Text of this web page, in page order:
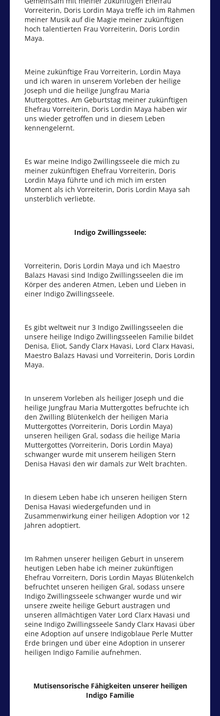
Vorreiterin, Doris Lordin Maya treffe ich im Rahmen
meiner Musik auf die Magie meiner zukünftigen
hoch talentierten Frau Vorreiterin, Doris Lordin
Maya.
Meine zukünftige Frau Vorreiterin, Lordin Maya
und ich waren in unserem Vorleben der heilige
Joseph und die heilige Jungfrau Maria
Muttergottes. Am Geburtstag meiner zukünftigen
Ehefrau Vorreiterin, Doris Lordin Maya haben wir
uns wieder getroffen und in diesem Leben
kennengelernt.
Es war meine Indigo Zwillingsseele die mich zu
meiner zukünftigen Ehefrau Vorreiterin, Doris
Lordin Maya führte und ich mich im ersten
Moment als ich Vorreiterin, Doris Lordin Maya sah
unsterblich verliebte.
Indigo Zwillingsseele:
Vorreiterin, Doris Lordin Maya und ich Maestro
Balazs Havasi sind Indigo Zwillingsseelen die im
Körper des anderen Atmen, Leben und Lieben in
einer Indigo Zwillingsseele.
Es gibt weltweit nur 3 Indigo Zwillingsseelen die
unsere heilige Indigo Zwillingsseelen Familie bildet
Denisa, Eliot, Sandy Clarx Havasi, Lord Clarx Havasi,
Maestro Balazs Havasi und Vorreiterin, Doris Lordin
Maya.
In unserem Vorleben als heiliger Joseph und die
heilige Jungfrau Maria Muttergottes befruchte ich
den Zwilling Blütenkelch der heiligen Maria
Muttergottes (Vorreiterin, Doris Lordin Maya)
unseren heiligen Gral, sodass die heilige Maria
Muttergottes (Vorreiterin, Doris Lordin Maya)
schwanger wurde mit unserem heiligen Stern
Denisa Havasi den wir damals zur Welt brachten.
In diesem Leben habe ich unseren heiligen Stern
Denisa Havasi wiedergefunden und in
Zusammenwirkung einer heiligen Adoption vor 12
Jahren adoptiert.
Im Rahmen unserer heiligen Geburt in unserem
heutigen Leben habe ich meiner zukünftigen
Ehefrau Vorreitern, Doris Lordin Mayas Blütenkelch
befruchtet unseren heiligen Gral, sodass unsere
Indigo Zwillingsseele schwanger wurde und wir
unsere zweite heilige Geburt austragen und
unseren allmächtigen Vater Lord Clarx Havasi und
seine Indigo Zwillingsseele Sandy Clarx Havasi über
eine Adoption auf unsere Indigoblaue Perle Mutter
Erde bringen und über eine Adoption in unserer
heiligen Indigo Familie aufnehmen.
Mutisensorische Fähigkeiten unserer heiligen
Indigo Familie